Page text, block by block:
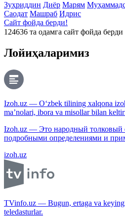
Зуҳриддин Диёр Марям
Саодат Машраб Идрис
Сайт фойда берди!
124636 та одамга сайт фойда
Лойиҳаларимиз
Izoh.uz — O‘zbek tilining xalqona
ma’nolari, ibora va misollar bilan
Izoh.uz — Это народный толковый
подробными определениями и
izoh.uz
TVinfo.uz — Bugun, ertaga va
teledasturlar.